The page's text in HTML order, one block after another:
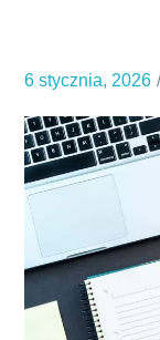
6 stycznia, 2026